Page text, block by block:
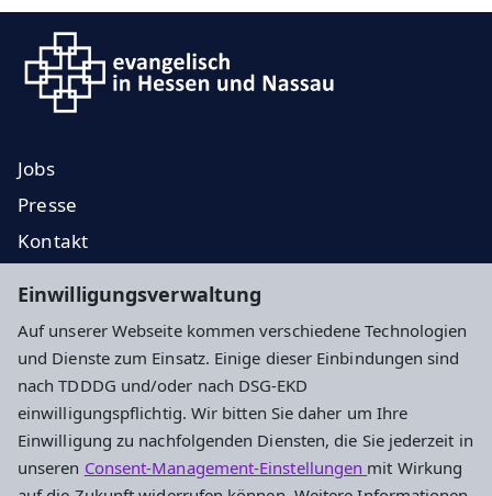
Einwilligungsverwaltung
Auf unserer Webseite kommen verschiedene Technologien
und Dienste zum Einsatz. Einige dieser Einbindungen sind
nach TDDDG und/oder nach DSG-EKD
einwilligungspflichtig. Wir bitten Sie daher um Ihre
Einwilligung zu nachfolgenden Diensten, die Sie jederzeit in
unseren Consent-Management-Einstellungen mit Wirkung
Jobs
Presse
Kontakt
Propstei
Impressum Datenschutz Cookie-Einstellungen